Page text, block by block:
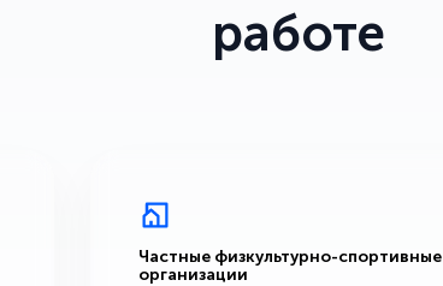
работе
Частные физкультурно-спортивные
организации